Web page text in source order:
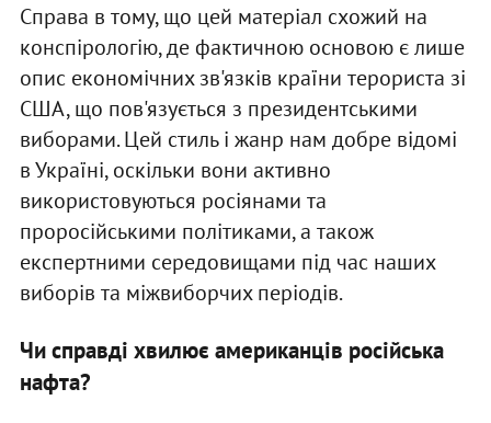
Справа в тому, що цей матеріал схожий на
конспірологію, де фактичною основою є лише
опис економічних зв'язків країни терориста зі
США, що пов'язується з президентськими
виборами. Цей стиль і жанр нам добре відомі
в Україні, оскільки вони активно
використовуються росіянами та
проросійськими політиками, а також
експертними середовищами під час наших
виборів та міжвиборчих періодів.
Чи справді хвилює американців російська
нафта?